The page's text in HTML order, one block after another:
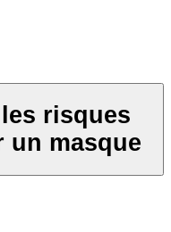
risques
un masque